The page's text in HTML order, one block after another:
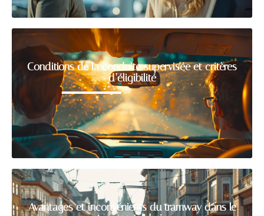
Conditions de la conduite supervisée et critères
d’éligibilité
Avantages et inconvénients du tramway dans le